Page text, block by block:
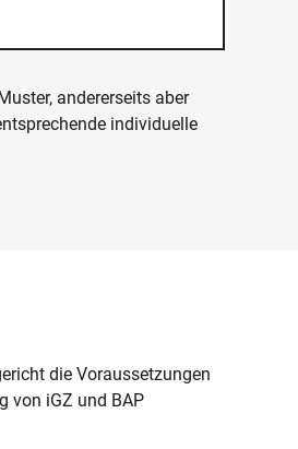
andererseits aber
individuelle
die Voraussetzungen
von iGZ und BAP